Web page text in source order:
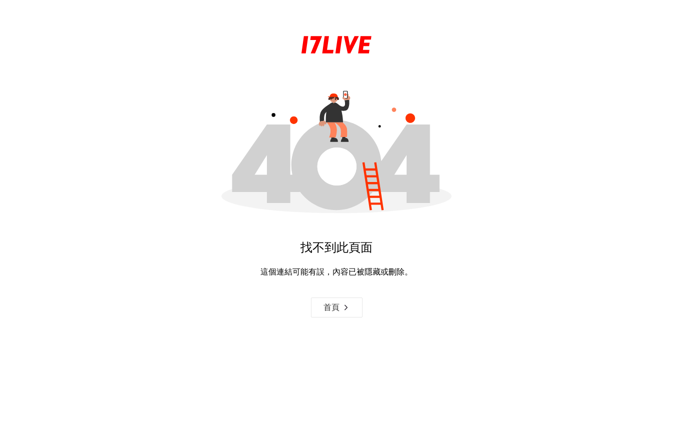
找不到此頁面
這個連結可能有誤，內容已被隱藏或刪除。
首頁